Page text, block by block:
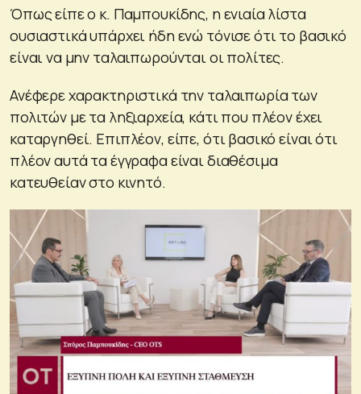
Όπως είπε ο κ. Παμπουκίδης, η ενιαία λίστα
ουσιαστικά υπάρχει ήδη ενώ τόνισε ότι το βασικό
είναι να μην ταλαιπωρούνται οι πολίτες.
Ανέφερε χαρακτηριστικά την ταλαιπωρία των
πολιτών με τα ληξιαρχεία, κάτι που πλέον έχει
καταργηθεί. Επιπλέον, είπε, ότι βασικό είναι ότι
πλέον αυτά τα έγγραφα είναι διαθέσιμα
κατευθείαν στο κινητό.